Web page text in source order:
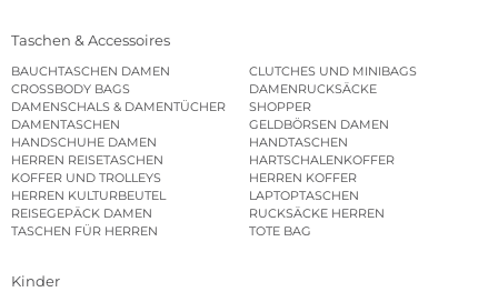
Taschen & Accessoires
BAUCHTASCHEN DAMEN
CLUTCHES UND MINIBAGS
CROSSBODY BAGS
DAMENRUCKSÄCKE
DAMENSCHALS & DAMENTÜCHER
SHOPPER
DAMENTASCHEN
GELDBÖRSEN DAMEN
HANDSCHUHE DAMEN
HANDTASCHEN
HERREN REISETASCHEN
HARTSCHALENKOFFER
KOFFER UND TROLLEYS
HERREN KOFFER
HERREN KULTURBEUTEL
LAPTOPTASCHEN
REISEGEPÄCK DAMEN
RUCKSÄCKE HERREN
TASCHEN FÜR HERREN
TOTE BAG
Kinder